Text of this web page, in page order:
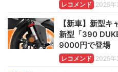
レコメンド 2025年
【新車】新型
新型「390
9000円で登場
レコメンド 2025年